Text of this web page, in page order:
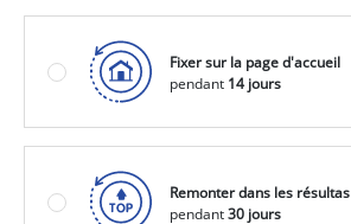
Fixer sur la page d'accueil
pendant 14 jours
Remonter dans les résultas
pendant30 jours